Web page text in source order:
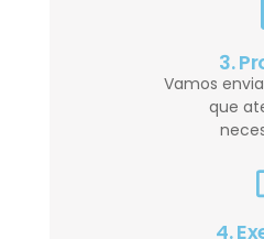
3.
Vamos
que
4.